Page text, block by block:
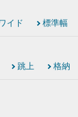
イド 標準幅
跳上 格納